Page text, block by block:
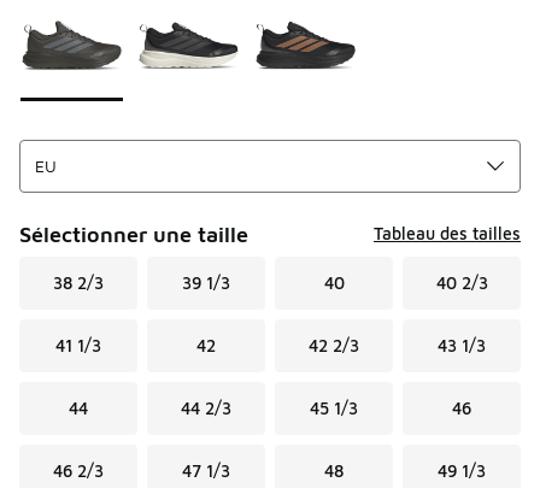
Sélectionner une taille Tableau des tailles
38 2/3 39 1/3 40 40 2/3
41 1/3 42 42 2/3 43 1/3
44 44 2/3 45 1/3 46
46 2/3 47 1/3 48 49 1/3